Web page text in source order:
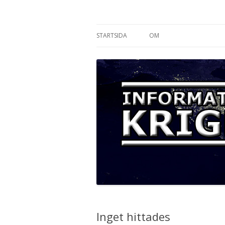
STARTSIDA OM
Inget hittades